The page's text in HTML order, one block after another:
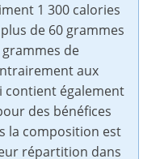
1 300 calories
de 60 grammes
de
aux
contient également
des bénéfices
la composition est
répartition dans